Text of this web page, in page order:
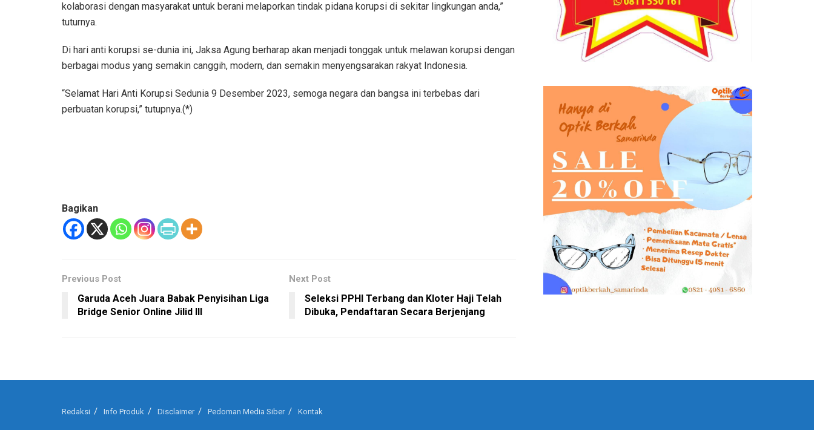
kolaborasi dengan masyarakat untuk berani melaporkan tindak pidana korupsi di sekitar lingkungan anda,”
tuturnya.
Di hari anti korupsi se-dunia ini, Jaksa Agung berharap akan menjadi tonggak untuk melawan korupsi dengan
berbagai modus yang semakin canggih, modern, dan semakin menyengsarakan rakyat Indonesia.
“Selamat Hari Anti Korupsi Sedunia 9 Desember 2023, semoga negara dan bangsa ini terbebas dari
perbuatan korupsi,” tutupnya.(*)
Bagikan
Previous Post
Garuda Aceh Juara Babak Penyisihan Liga
Bridge Senior Online Jilid III
Next Post
Seleksi PPHI Terbang dan Kloter Haji Telah
Dibuka, Pendaftaran Secara Berjenjang
Redaksi Info Produk Disclaimer Pedoman Media Siber Kontak